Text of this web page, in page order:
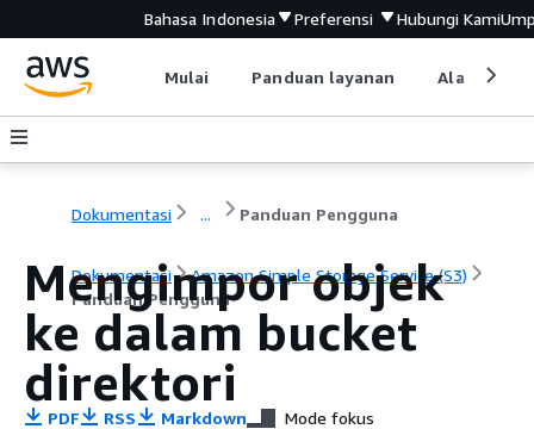
Bahasa Indonesia Preferensi Hubungi Kami
Mulai Panduan layanan Alat
Dokumentasi ... Panduan Pengguna
Dokumentasi
Amazon Simple Storage Service (S3)
Panduan Pengguna
Mengimpor objek
ke dalam bucket
direktori
PDF RSS Markdown Mode fokus